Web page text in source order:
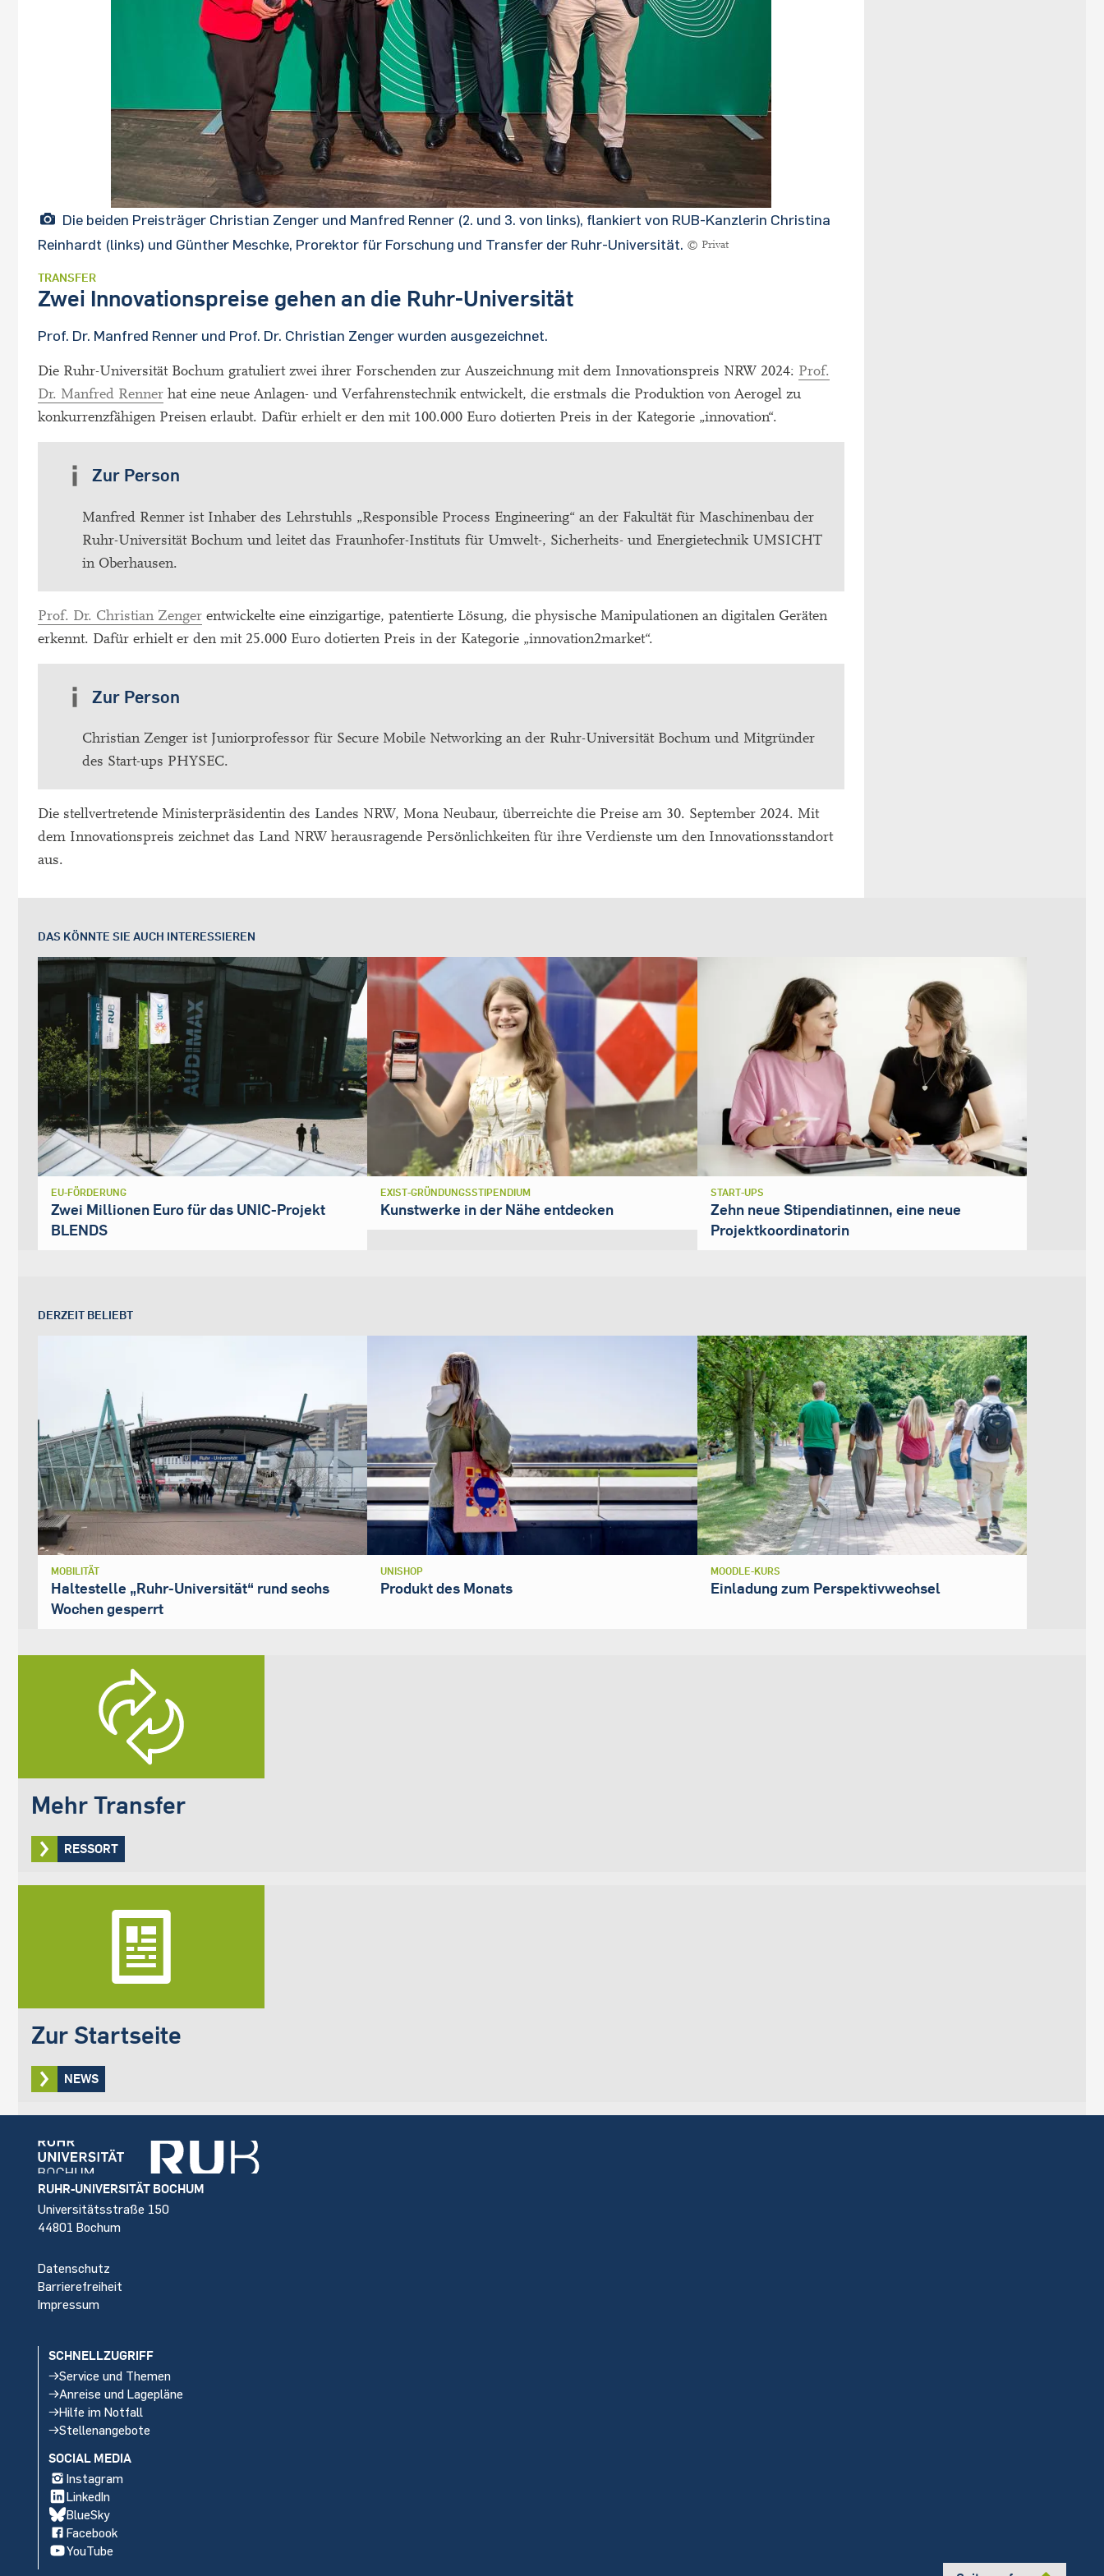
Die beiden Preisträger Christian Zenger und Manfred Renner (2. und 3. von links), flankiert von RUB-Kanzlerin Christina
Reinhardt (links) und Günther Meschke, Prorektor für Forschung und Transfer der Ruhr-Universität. © Privat
TRANSFER
Zwei Innovationspreise gehen an die Ruhr-Universität
Prof. Dr. Manfred Renner und Prof. Dr. Christian Zenger wurden ausgezeichnet.
Die Ruhr-Universität Bochum gratuliert zwei ihrer Forschenden zur Auszeichnung mit dem Innovationspreis NRW 2024: Prof.
Dr. Manfred Renner hat eine neue Anlagen- und Verfahrenstechnik entwickelt, die erstmals die Produktion von Aerogel zu
konkurrenzfähigen Preisen erlaubt. Dafür erhielt er den mit 100.000 Euro dotierten Preis in der Kategorie „innovation“.
Zur Person
Manfred Renner ist Inhaber des Lehrstuhls „Responsible Process Engineering“ an der Fakultät für Maschinenbau der
Ruhr-Universität Bochum und leitet das Fraunhofer-Instituts für Umwelt-, Sicherheits- und Energietechnik UMSICHT
in Oberhausen.
Prof. Dr. Christian Zenger entwickelte eine einzigartige, patentierte Lösung, die physische Manipulationen an digitalen Geräten
erkennt. Dafür erhielt er den mit 25.000 Euro dotierten Preis in der Kategorie „innovation2market“.
Zur Person
Christian Zenger ist Juniorprofessor für Secure Mobile Networking an der Ruhr-Universität Bochum und Mitgründer
des Start-ups PHYSEC.
Die stellvertretende Ministerpräsidentin des Landes NRW, Mona Neubaur, überreichte die Preise am 30. September 2024. Mit
dem Innovationspreis zeichnet das Land NRW herausragende Persönlichkeiten für ihre Verdienste um den Innovationsstandort
aus.
DAS KÖNNTE SIE AUCH INTERESSIEREN
EU-FÖRDERUNG
Zwei Millionen Euro für das UNIC-Projekt
BLENDS
EXIST-GRÜNDUNGSSTIPENDIUM
Kunstwerke in der Nähe entdecken
START-UPS
Zehn neue Stipendiatinnen, eine neue
Projektkoordinatorin
DERZEIT BELIEBT
MOBILITÄT
Haltestelle „Ruhr-Universität“ rund sechs
Wochen gesperrt
UNISHOP
Produkt des Monats
MOODLE-KURS
Einladung zum Perspektivwechsel
Mehr Transfer
RESSORT
Zur Startseite
NEWS
Footer
RUHR-UNIVERSITÄT BOCHUM
Universitätsstraße 150
44801 Bochum
Datenschutz
Barrierefreiheit
Impressum
SCHNELLZUGRIFF
Service und Themen
Anreise und Lagepläne
Hilfe im Notfall
Stellenangebote
SOCIAL MEDIA
Instagram
LinkedIn
BlueSky
Facebook
YouTube